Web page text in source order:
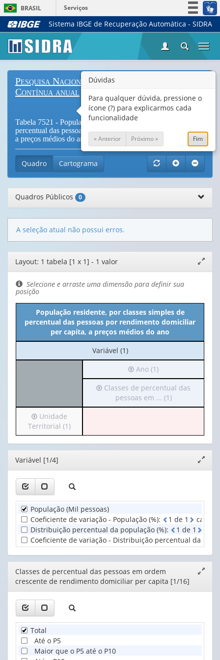
BRASIL
Serviços
Simplifique!
Acesso à informação
Sistema IBGE de Recuperação Automática - SIDRA
Pesquisa Nacional por Amostra de Domicílios
Contínua anual
Tabela 7521 - População residente, por classes simples de
percentual das pessoas por rendimento domiciliar per capita,
a preços médios do ano (
Vide Notas
Quadro Cartograma
Quadros Públicos 0
A seleção atual não possui erros.
Editor
de
layout
janela
Layout: 1 tabela [1 x 1] - 1 valor
Selecione e arraste uma dimensão para definir sua
posição
População residente, por classes simples de
percentual das pessoas por rendimento domiciliar
per capita, a preços médios do ano
No
cabeçalho:
(1)
Variável (1)
Irá
para
o
cabeçalho
(possui
valor):
Ano (1)
Irá
o
apenas
1
das
pessoas
em
...
(1)
Classes de percentual das
pessoas em ... (1)
Irá
para
o
cabeçalho
(possui
apenas
valor):
Unidade
Territorial
(1)
Unidade
Territorial (1)
Editor
janela
Variável [1/4]
População (Mil pessoas)
Coeficiente de variação - População (%): 1 de 1
casas
Distribuição percentual da população (%): 1 de 1
Coeficiente de variação - Distribuição percentual da
Editor
Classes de percentual das pessoas em ordem
crescente de rendimento domiciliar per capita [1/16]
Total
Até o P5
Maior que o P5 até o P10
Dúvidas
Para qualquer dúvida, pressione o
ícone (?) para explicarmos cada
funcionalidade
« Anterior Próximo » Fim